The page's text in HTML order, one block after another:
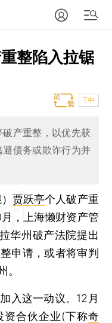
整陷入拉锯
T中
产重整，以优先获
债务或欺诈行为并
贾跃亭个人破产重
，上海懒财资产管
华州破产法院提出
申请，或者将审判
。
这一动议。12月
资合伙企业(下称奇